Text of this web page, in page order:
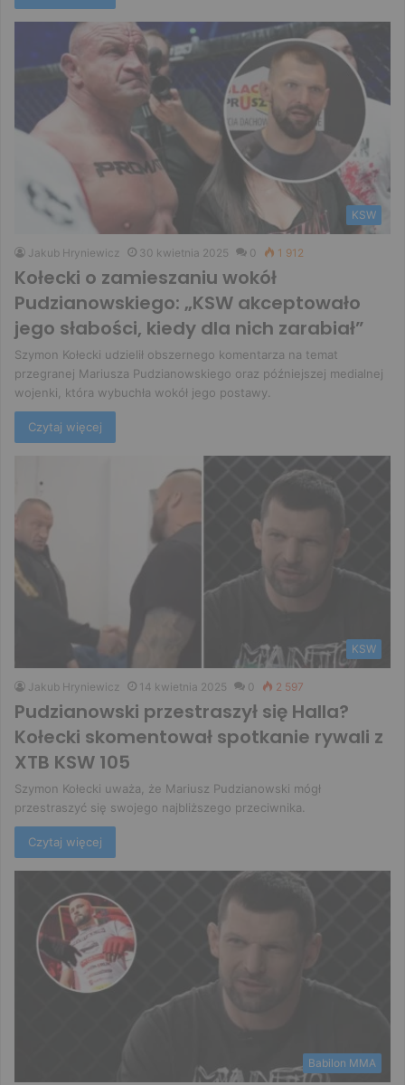
KSW
Jakub Hryniewicz 30 kwietnia 2025 0 1 912
Kołecki o zamieszaniu wokół
Pudzianowskiego: „KSW akceptowało
jego słabości, kiedy dla nich zarabiał”
Szymon Kołecki udzielił obszernego komentarza na temat
przegranej Mariusza Pudzianowskiego oraz późniejszej medialnej
wojenki, która wybuchła wokół jego postawy.
Czytaj więcej
KSW
Jakub Hryniewicz 14 kwietnia 2025 0 2 597
Pudzianowski przestraszył się Halla?
Kołecki skomentował spotkanie rywali z
XTB KSW 105
Szymon Kołecki uważa, że Mariusz Pudzianowski mógł
przestraszyć się swojego najbliższego przeciwnika.
Czytaj więcej
Babilon MMA